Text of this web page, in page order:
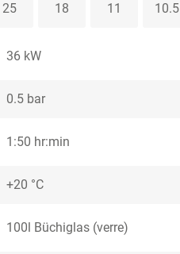
25 18 11 10.5
36 kW
0.5 bar
1:50 hr:min
+20 °C
100l Büchiglas (verre)